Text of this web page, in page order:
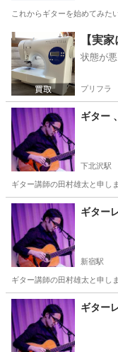
これからギターを始めてみた
国立市 ギター
【実
状態が
プリフラ
ギター
下北沢駅
ギター講師の田村雄太と申し
東京 世田谷区 ギター
新宿駅
ギター講師の田村雄太と申し
東京 新宿区 新宿駅
ギター